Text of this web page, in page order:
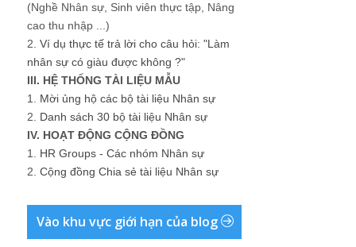
(Nghề Nhân sự, Sinh viên thực tập, Nâng
cao thu nhập ...)
2. Ví dụ thực tế trả lời cho câu hỏi: "Làm
nhân sự có giàu được không ?"
III. HỆ THỐNG TÀI LIỆU MẪU
1. Mời ủng hộ các bộ tài liệu Nhân sự
2. Danh sách 30 bộ tài liệu Nhân sự
IV. HOẠT ĐỘNG CỘNG ĐỒNG
1. HR Groups - Các nhóm Nhân sự
2. Cộng đồng Chia sẻ tài liệu Nhân sự
Vào khu vực giới hạn của blog